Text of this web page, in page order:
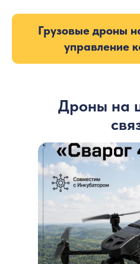
Грузовые дроны
управление
Дроны на